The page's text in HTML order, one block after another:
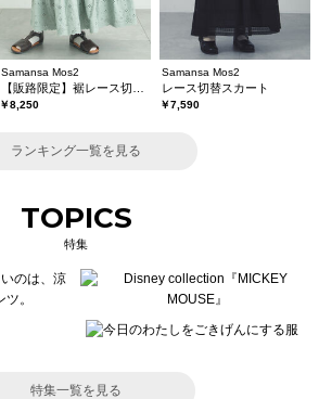
Samansa Mos2
￥8,250
Samansa Mos2
レース切替スカート
￥7,590
ランキング一覧を見る
TOPICS
特集
特集一覧を見る